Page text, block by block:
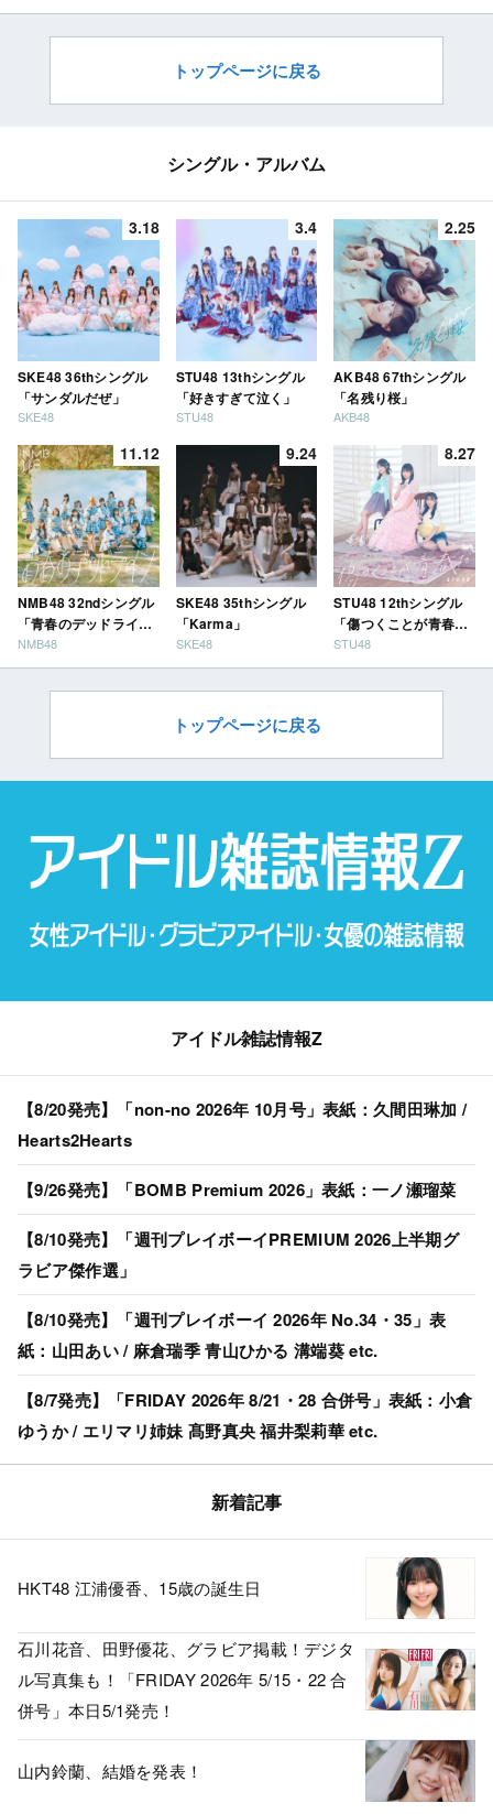
トップページに戻る
シングル・アルバム
3.18
SKE48 36thシングル
「サンダルだぜ」
SKE48
3.4
STU48 13thシングル
「好きすぎて泣く」
STU48
2.25
AKB48 67thシングル
「名残り桜」
AKB48
11.12
NMB48 32ndシングル
「青春のデッドライ
ン」
NMB48
9.24
SKE48 35thシングル
「Karma」
SKE48
8.27
STU48 12thシングル
「傷つくことが青春
だ」
STU48
トップページに戻る
アイドル雑誌情報Z
【8/20発売】「non-no 2026年 10月号」表紙：久間田琳加 /
Hearts2Hearts
【9/26発売】「BOMB Premium 2026」表紙：一ノ瀬瑠菜
【8/10発売】「週刊プレイボーイPREMIUM 2026上半期グ
ラビア傑作選」
【8/10発売】「週刊プレイボーイ 2026年 No.34・35」表
紙：山田あい / 麻倉瑞季 青山ひかる 溝端葵 etc.
【8/7発売】「FRIDAY 2026年 8/21・28 合併号」表紙：小倉
ゆうか / エリマリ姉妹 髙野真央 福井梨莉華 etc.
新着記事
HKT48 江浦優香、15歳の誕生日
石川花音、田野優花、グラビア掲載！デジタ
ル写真集も！「FRIDAY 2026年 5/15・22 合
併号」本日5/1発売！
山内鈴蘭、結婚を発表！